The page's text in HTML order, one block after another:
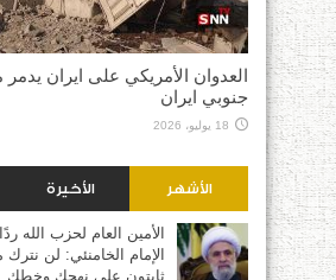
العدوان الأمريكي على ايران
جنوبي ايران
18 يوليو، 2026
الأشهر الأخيرة
الأمين العام لحزب الله
الإمام الخامنئي: لن نترك
ثابتون على نهجك وخطك